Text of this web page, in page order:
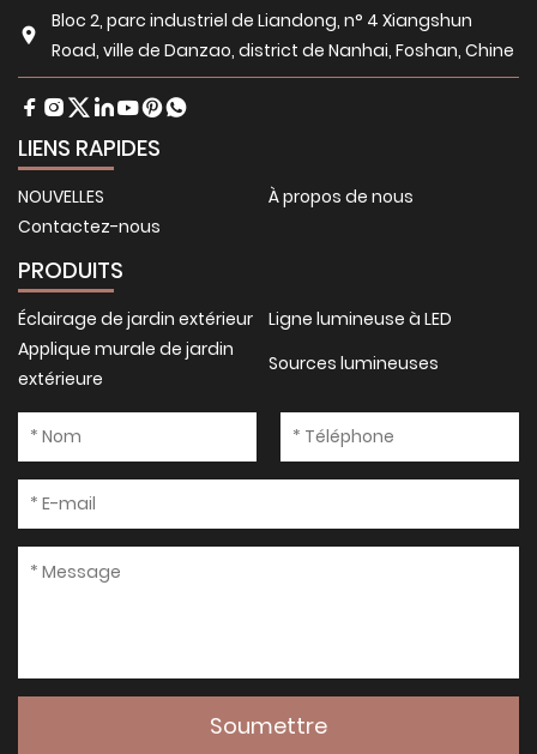
Bloc 2, parc industriel de Liandong, n° 4 Xiangshun
Road, ville de Danzao, district de Nanhai, Foshan, Chine
LIENS RAPIDES
NOUVELLES
À propos de nous
Contactez-nous
PRODUITS
Éclairage de jardin extérieur
Ligne lumineuse à LED
Applique murale de jardin
extérieure
Sources lumineuses
Soumettre